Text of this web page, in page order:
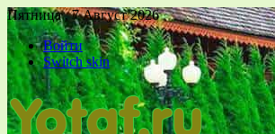
Пятница , 7 Август 2026
Войти
Switch skin